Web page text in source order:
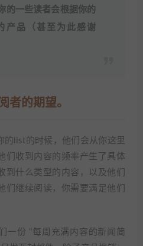
的一些读者会根据你的
产品（甚至为此感谢
者的期望。
的list的时候，他们会从你这里
们收到内容的频率产生了具体
到什么类型的内容，以及他们
们继续阅读，你需要满足他们
一份 “每周充满内容的新闻简